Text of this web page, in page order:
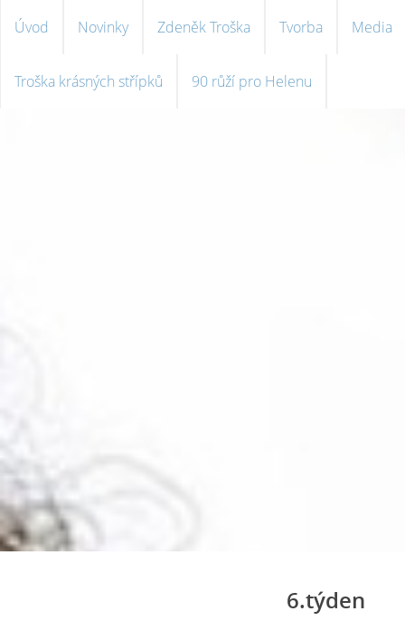
Úvod Novinky Zdeněk Troška Tvorba Media
Troška krásných střípků 90 růží pro Helenu
6.týden